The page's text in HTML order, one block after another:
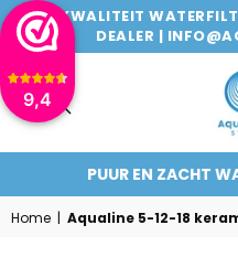
9,4
TOPKWALITEIT
DEALER |
PUUR EN ZACHT
Home | Aqualine 5-12-18